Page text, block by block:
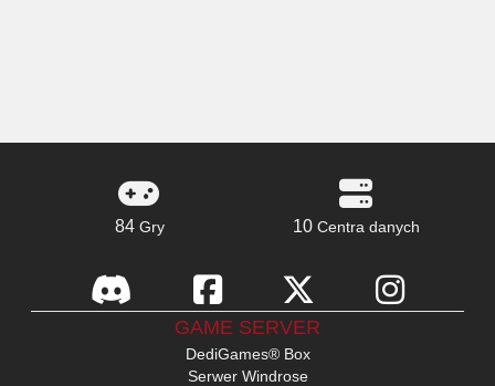
84 Gry 10 Centra danych
GAME SERVER
DediGames® Box
Serwer Windrose